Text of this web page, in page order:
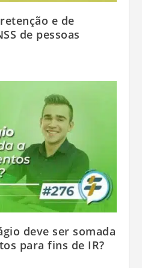
e de
de pessoas
deve ser somada
para fins de IR?